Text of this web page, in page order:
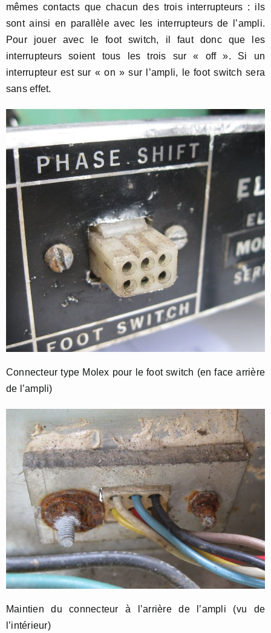
mêmes contacts que chacun des trois interrupteurs : ils
sont ainsi en parallèle avec les interrupteurs de l’ampli.
Pour jouer avec le foot switch, il faut donc que les
interrupteurs soient tous les trois sur « off ». Si un
interrupteur est sur « on » sur l’ampli, le foot switch sera
sans effet.
Connecteur type Molex pour le foot switch (en face arrière
de l’ampli)
Maintien du connecteur à l’arrière de l’ampli (vu de
l’intérieur)